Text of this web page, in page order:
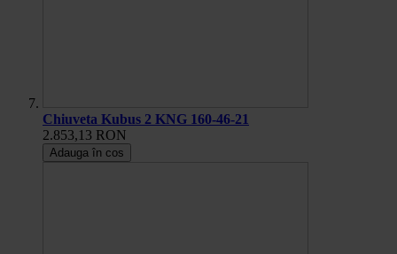
Chiuveta Kubus 2 KNG 160-46-21
2.853,13 RON
Adauga în cos